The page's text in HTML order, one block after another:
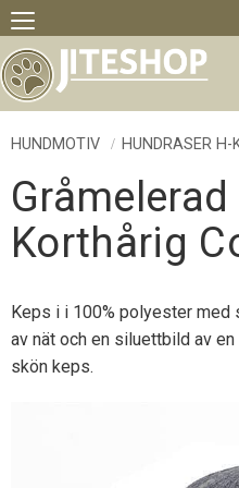
Meny
HUNDMOTIV HUNDRASER H-
Korthårig
Keps i i 100% polyester
av nät och en siluettbild av
skön keps.